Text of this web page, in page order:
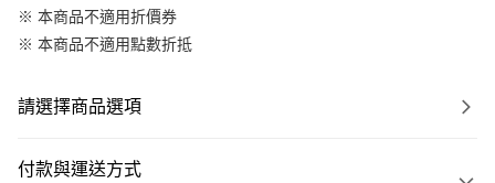
※ 本商品不適用折價券
※ 本商品不適用點數折抵
請選擇商品選項
付款與運送方式